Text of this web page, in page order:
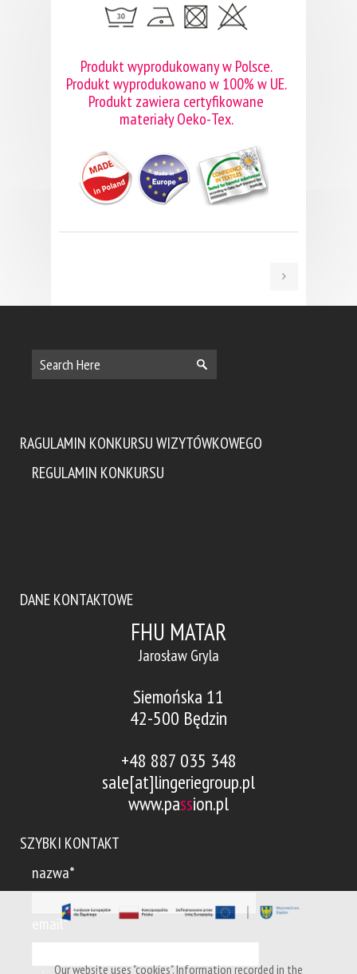
Produkt wyprodukowany w Polsce.
Produkt wyprodukowano w 100% w UE.
Produkt zawiera certyfikowane
materiały Oeko-Tex.
RAGULAMIN KONKURSU WIZYTÓWKOWEGO
REGULAMIN KONKURSU
DANE KONTAKTOWE
FHU MATAR
Jarosław Gryla
Siemońska 11
42-500 Będzin
+48 887 035 348
sale[at]lingeriegroup.pl
www.passion.pl
SZYBKI KONTAKT
nazwa*
email*
Our website uses "cookies". Information recorded in the